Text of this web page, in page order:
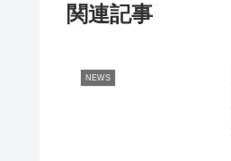
関連記事
NEWS